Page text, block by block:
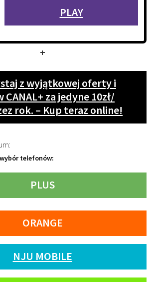
PLAY
+
z wyjątkowej oferty i
CANAL+ za jedyne 10zł/
rok. – Kup teraz online!
telefonów:
PLUS
ORANGE
NJU MOBILE